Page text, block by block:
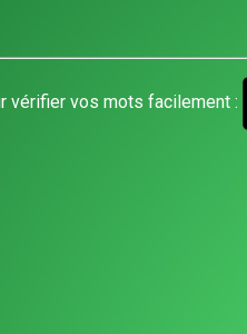
vérifier vos mots facilement :